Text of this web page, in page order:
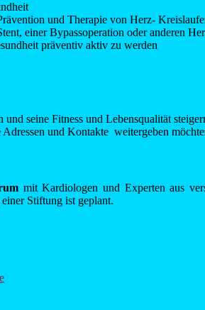
und Therapie von Herz-
einer Bypassoperation oder anderen
präventiv aktiv zu werden
seine Fitness und Lebensqualität
und Kontakte weitergeben
mit Kardiologen und Experten aus
Stiftung ist geplant.